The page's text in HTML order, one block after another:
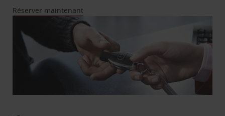
Réserver maintenant